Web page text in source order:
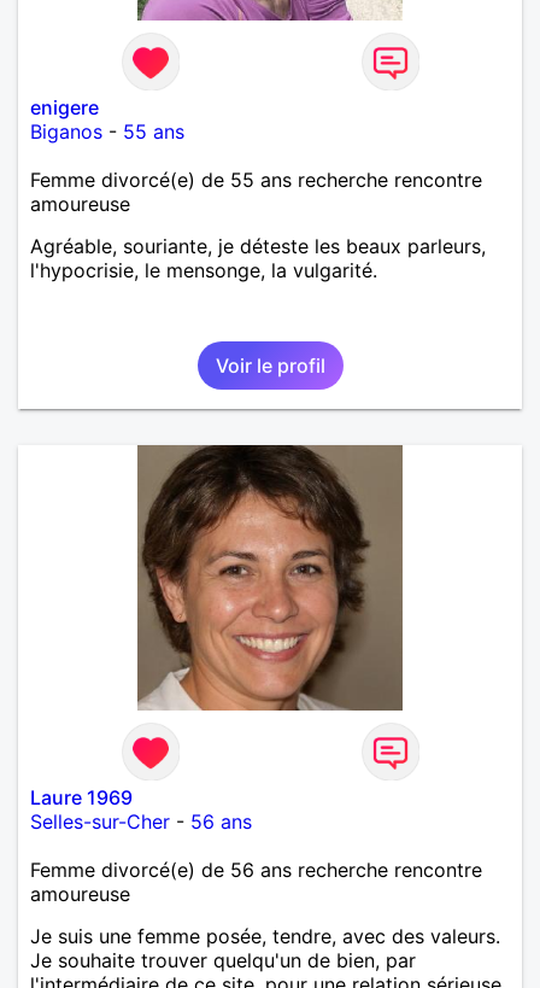
enigere
Biganos - 55 ans
Femme divorcé(e) de 55 ans recherche rencontre
amoureuse
Agréable, souriante, je déteste les beaux parleurs,
l'hypocrisie, le mensonge, la vulgarité.
Voir le profil
Laure 1969
Selles-sur-Cher - 56 ans
Femme divorcé(e) de 56 ans recherche rencontre
amoureuse
Je suis une femme posée, tendre, avec des valeurs.
Je souhaite trouver quelqu'un de bien, par